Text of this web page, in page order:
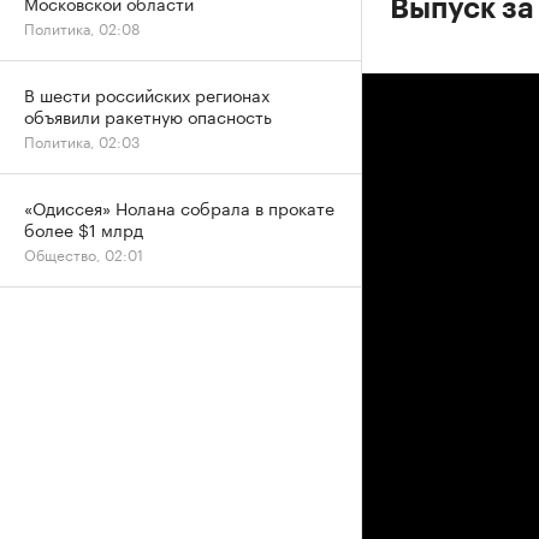
Выпуск
Политика, 02:08
В шести российских регионах
объявили ракетную опасность
Политика, 02:03
«Одиссея» Нолана собрала в прокате
более $1 млрд
Общество, 02:01